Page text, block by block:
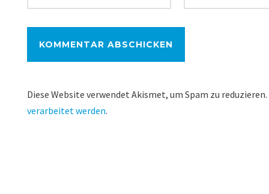
Diese Website verwendet Akismet, um Spam zu reduzieren.
verarbeitet werden.